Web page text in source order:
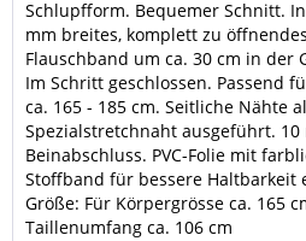
Schlupfform. Bequemer Schnitt.
mm breites, komplett zu
Flauschband um ca. 30 cm in der
Im Schritt geschlossen. Passend
ca. 165 - 185 cm. Seitliche Nähte
Spezialstretchnaht ausgeführt.
Beinabschluss. PVC-Folie mit
Stoffband für bessere Haltbarkeit
Größe: Für Körpergrösse ca. 165
Taillenumfang ca. 106 cm